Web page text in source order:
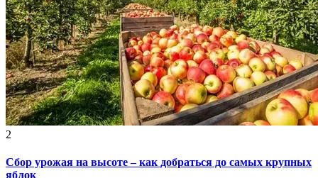
2
Сбор урожая на высоте – как добраться до самых крупных
яблок